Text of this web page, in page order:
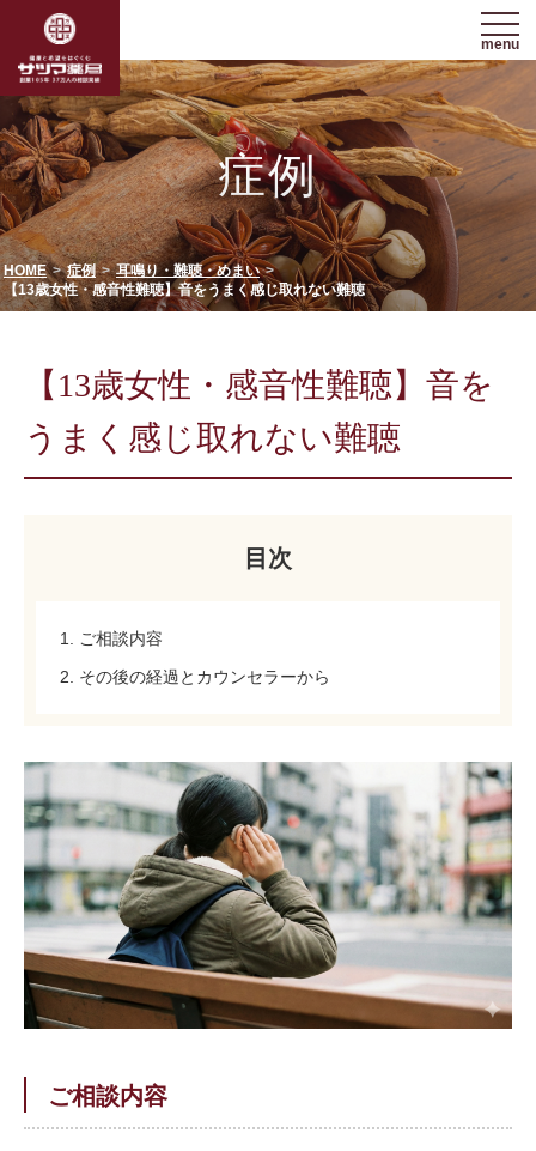
menu
症例
HOME 症例
耳鳴り・難聴・めまい
【13歳女性・感音性難聴】音をうまく感じ取れない難聴
【13歳女性・感音性難聴】音を
うまく感じ取れない難聴
目次
1. ご相談内容
2. その後の経過とカウンセラーから
ご相談内容